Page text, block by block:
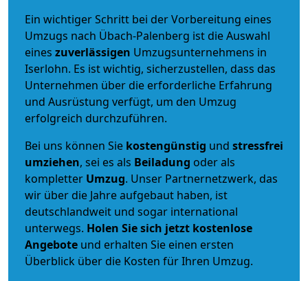
Ein wichtiger Schritt bei der Vorbereitung eines
Umzugs nach Übach-Palenberg ist die Auswahl
eines zuverlässigen Umzugsunternehmens in
Iserlohn. Es ist wichtig, sicherzustellen, dass das
Unternehmen über die erforderliche Erfahrung
und Ausrüstung verfügt, um den Umzug
erfolgreich durchzuführen.
Bei uns können Sie kostengünstig und stressfrei
umziehen, sei es als Beiladung oder als
kompletter Umzug. Unser Partnernetzwerk, das
wir über die Jahre aufgebaut haben, ist
deutschlandweit und sogar international
unterwegs. Holen Sie sich jetzt kostenlose
Angebote und erhalten Sie einen ersten
Überblick über die Kosten für Ihren Umzug.